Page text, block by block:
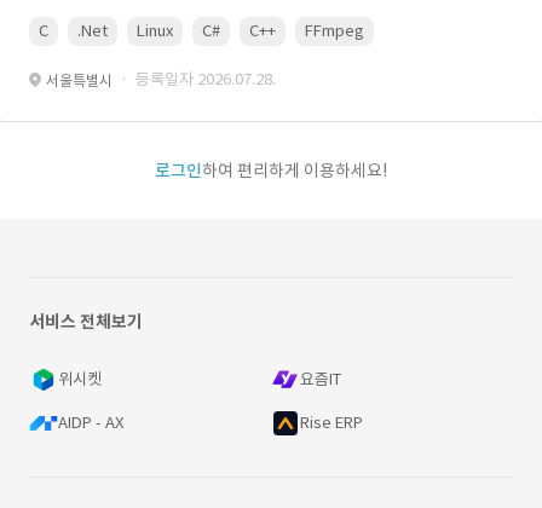
C .Net Linux C# C++ FFmpeg
서울특별시 · 등록일자 2026.07.28.
로그인하여 편리하게 이용하세요!
서비스 전체보기
위시켓 요즘IT
AIDP - AX Rise ERP